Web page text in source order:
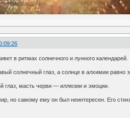
в ритмах солнечного и лунного календарей.
солнечный глаз, а солнце в алхимии равно
глаз, масть черви — иллюзии и эмоции.
но самому ему он был неинтересен. Его